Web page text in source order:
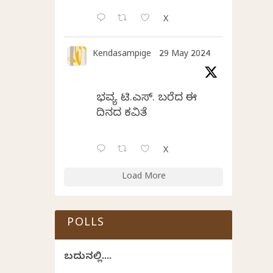
X
Kendasampige 29 May 2024
ಭವ್ಯ ಟಿ.ಎಸ್. ಬರೆದ ಈ
ದಿನದ ಕವಿತೆ
X
Load More
POLLS
ಬದುಕಿನಲ್ಲಿ....